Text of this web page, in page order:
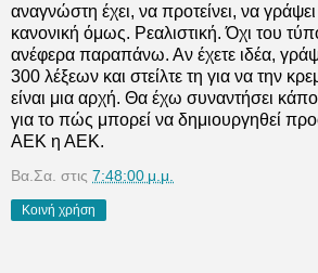
αναγνώστη έχει, να προτείνει, να γράψει
κανονική όμως. Ρεαλιστική. Όχι του
ανέφερα παραπάνω. Αν έχετε ιδέα,
300 λέξεων και στείλτε τη για να την
είναι μια αρχή. Θα έχω συναντήσει
για το πώς μπορεί να δημιουργηθεί
ΑΕΚ η ΑΕΚ.
Βα.Σα. στις 7:48:00 μ.μ.
Κοινή χρήση